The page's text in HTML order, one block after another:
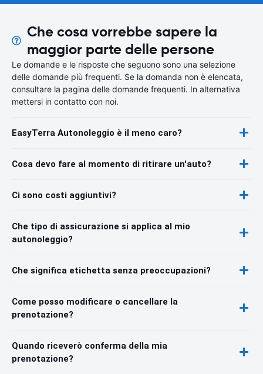
Che cosa vorrebbe sapere la
maggior parte delle persone
Le domande e le risposte che seguono sono una selezione
delle domande più frequenti. Se la domanda non è elencata,
consultare la pagina delle domande frequenti. In alternativa
mettersi in contatto con noi.
EasyTerra Autonoleggio è il meno caro?
Cosa devo fare al momento di ritirare un'auto?
Ci sono costi aggiuntivi?
Che tipo di assicurazione si applica al mio
autonoleggio?
Che significa etichetta senza preoccupazioni?
Come posso modificare o cancellare la
prenotazione?
Quando riceverò conferma della mia
prenotazione?